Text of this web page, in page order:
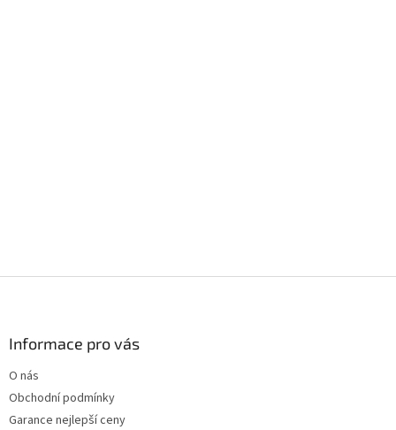
Informace pro vás
O nás
Obchodní podmínky
Garance nejlepší ceny